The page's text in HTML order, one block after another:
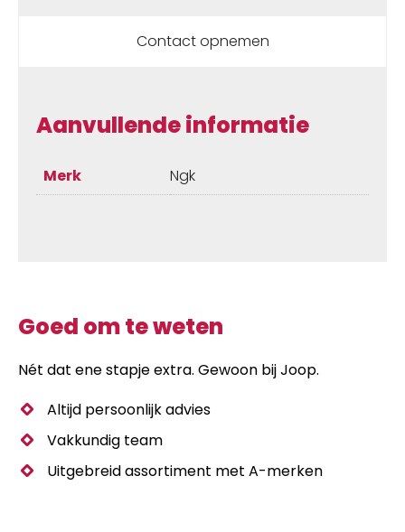
Contact opnemen
Aanvullende informatie
Merk Ngk
Goed om te weten
Nét dat ene stapje extra. Gewoon bij Joop.
Altijd persoonlijk advies
Vakkundig team
Uitgebreid assortiment met A-merken